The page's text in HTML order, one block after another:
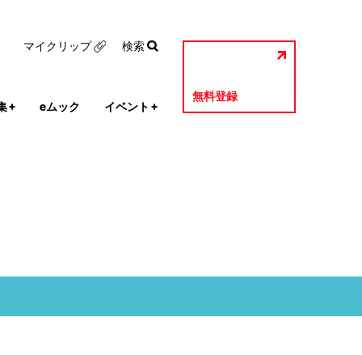
+ eムック イベント +
無料登録
マイクリップ 検索